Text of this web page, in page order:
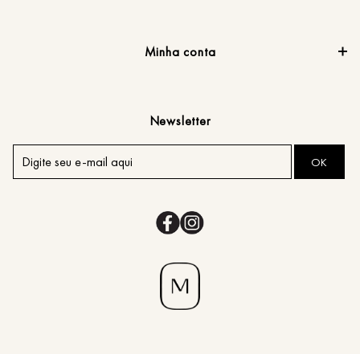
Minha conta
Newsletter
OK